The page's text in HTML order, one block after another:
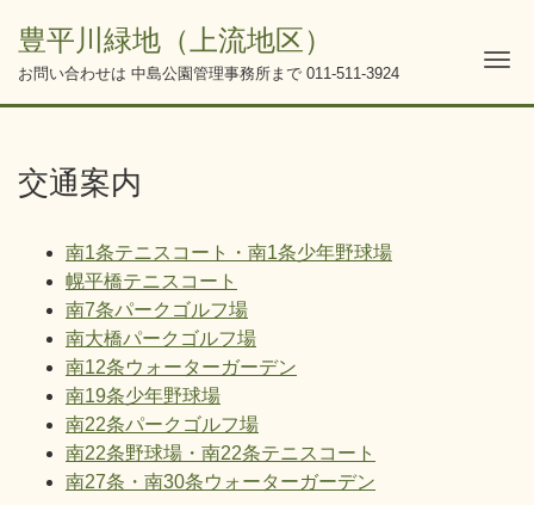
豊平川緑地（上流地区）
お問い合わせは 中島公園管理事務所まで 011-511-3924
交通案内
南1条テニスコート・南1条少年野球場
幌平橋テニスコート
南7条パークゴルフ場
南大橋パークゴルフ場
南12条ウォーターガーデン
南19条少年野球場
南22条パークゴルフ場
南22条野球場・南22条テニスコート
南27条・南30条ウォーターガーデン